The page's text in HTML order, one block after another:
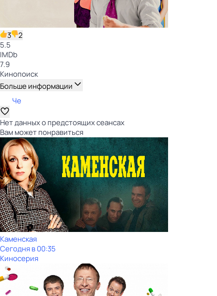
3
2
5.5
IMDb
7.9
Кинопоиск
Больше информации
Че
Нет данных о предстоящих сеансах
Вам может понравиться
Каменская
Сегодня в 00:35
Киносерия